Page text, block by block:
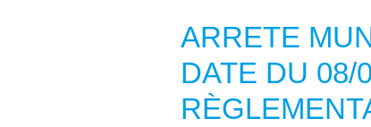
ARRETE
DATE DU 08/